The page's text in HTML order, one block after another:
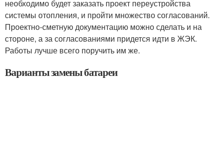
необходимо будет заказать проект переустройства
системы отопления, и пройти множество согласований.
Проектно-сметную документацию можно сделать и на
стороне, а за согласованиями придется идти в ЖЭК.
Работы лучше всего поручить им же.
Варианты замены батареи